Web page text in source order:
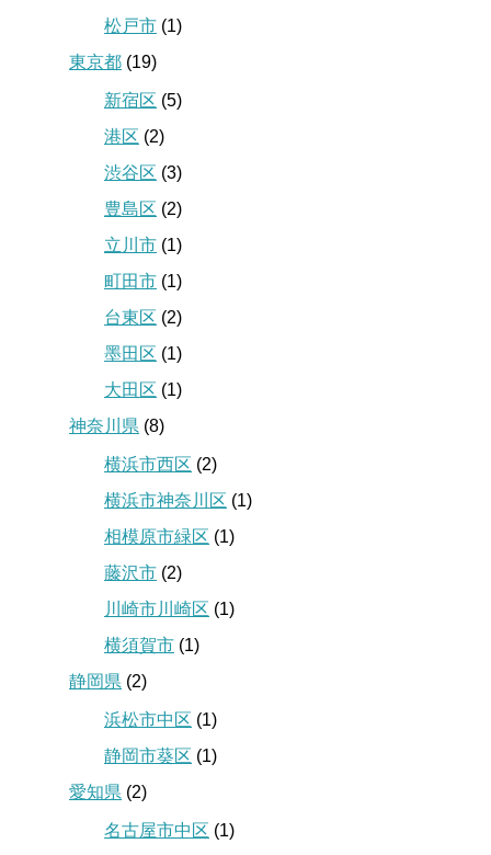
松戸市 (1)
東京都 (19)
新宿区 (5)
港区 (2)
渋谷区 (3)
豊島区 (2)
立川市 (1)
町田市 (1)
台東区 (2)
墨田区 (1)
大田区 (1)
神奈川県 (8)
横浜市西区 (2)
横浜市神奈川区 (1)
相模原市緑区 (1)
藤沢市 (2)
川崎市川崎区 (1)
横須賀市 (1)
静岡県 (2)
浜松市中区 (1)
静岡市葵区 (1)
愛知県 (2)
名古屋市中区 (1)